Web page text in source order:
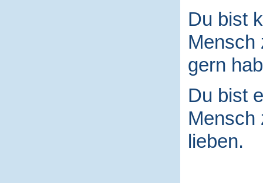
Du bist
Mensch
gern
Du bist
Mensch
lieben.